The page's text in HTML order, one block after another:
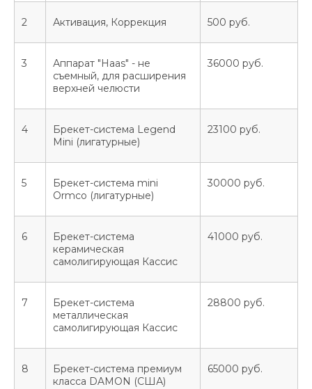
2 Активация, Коррекция 500 руб.
3
Аппарат "Нааs" - не
съемный, для расширения
верхней челюсти
36000 руб.
4
Брекет-система Legend
Mini (лигатурные)
23100 руб.
5
Брекет-система mini
Ormco (лигатурные)
30000 руб.
6
Брекет-система
керамическая
самолигирующая Кассис
41000 руб.
7
Брекет-система
металлическая
самолигирующая Кассис
28800 руб.
8
Брекет-система премиум
класса DAMON (США)
65000 руб.